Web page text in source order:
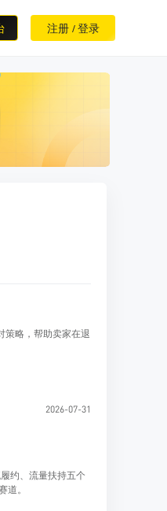
注册 /登录
策略，帮助卖家在退
2026-07-31
约、流量扶持五个
道。